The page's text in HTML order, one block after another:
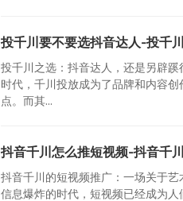
投千川要不要选抖音达人-投千
投千川之选：抖音达人，还是另辟
时代，千川投放成为了品牌和内容
点。而其...
抖音千川怎么推短视频-抖音千
抖音千川的短视频推广：一场关于
信息爆炸的时代，短视频已经成为